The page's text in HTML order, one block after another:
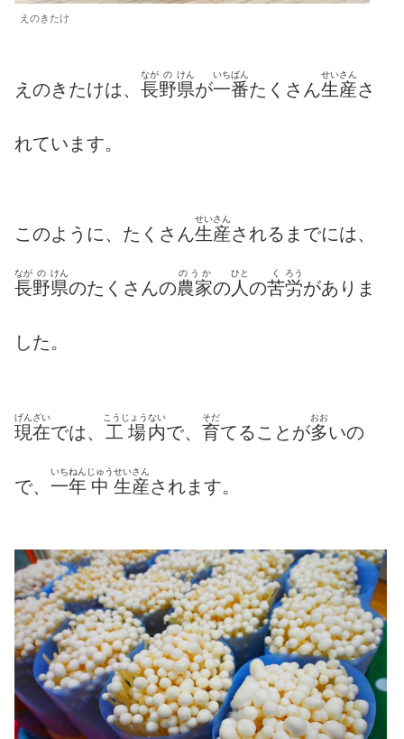
えのきたけ
えのきたけは、 長
なが
野
の
県
けん
が一番
いちばん
たくさん生産
せいさん
さ
れています。
このように、たくさん生産
せいさん
されるまでには、
長
なが
野
の
県
けん
のたくさんの農家
のうか
の 人
ひと
の苦
く
労
ろう
がありま
した。
現在
げんざい
では、 工場
こうじょう
内
ない
で、 育
そだ
てることが多
おお
いの
で、 一年
いちねん
中
じゅう
生産
せいさん
されます。